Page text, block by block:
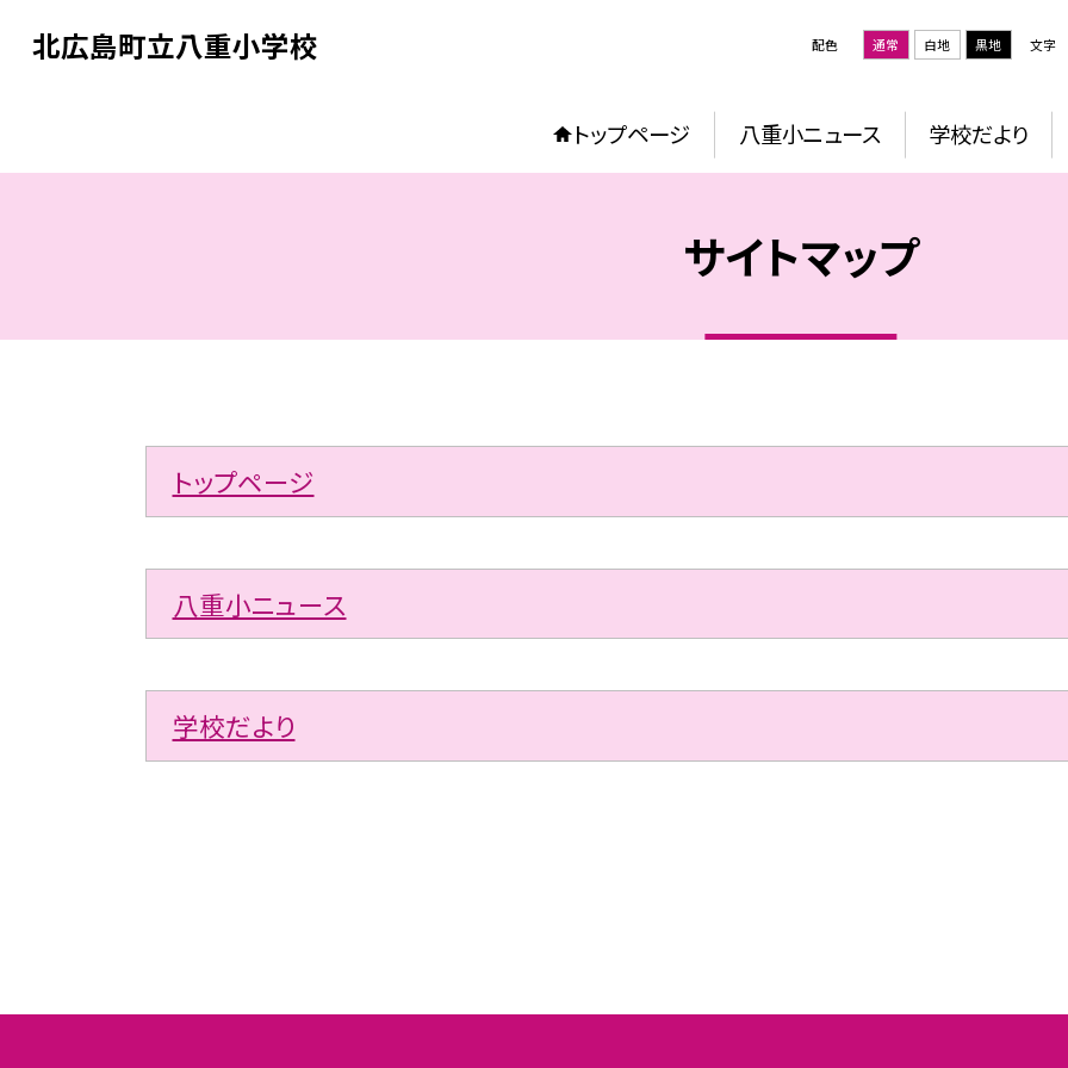
北広島町立八重小学校 配色 通常 白地 黒地 文字
トップページ 八重小ニュース 学校だより
サイトマップ
トップページ
八重小ニュース
学校だより